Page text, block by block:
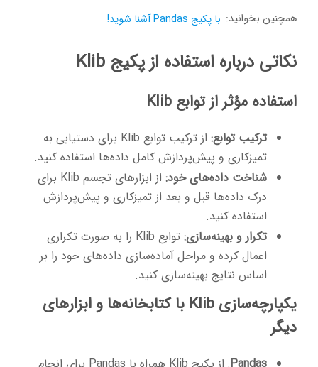
همچنین بخوانید: با پکیج Pandas آشنا شوید!
نکاتی درباره استفاده از پکیج Klib
استفاده مؤثر از توابع Klib
ترکیب توابع:
از ترکیب توابع Klib برای دستیابی به
تمیزکاری و پیش‌پردازش کامل داده‌ها استفاده کنید.
شناخت داده‌های خود:
از ابزارهای تجسم Klib برای
درک داده‌ها قبل و بعد از تمیزکاری و پیش‌پردازش
استفاده کنید.
تکرار و بهینه‌سازی:
توابع Klib را به صورت تکراری
اعمال کرده و مراحل آماده‌سازی داده‌های خود را بر
اساس نتایج بهینه‌سازی کنید.
یکپارچه‌سازی Klib با کتابخانه‌ها و ابزارهای
دیگر